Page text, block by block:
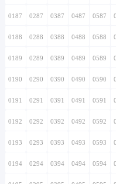
0187 0287 0387 0487 0587
0188 0288 0388 0488 0588
0189 0289 0389 0489 0589
0190 0290 0390 0490 0590
0191 0291 0391 0491 0591
0192 0292 0392 0492 0592
0193 0293 0393 0493 0593
0194 0294 0394 0494 0594